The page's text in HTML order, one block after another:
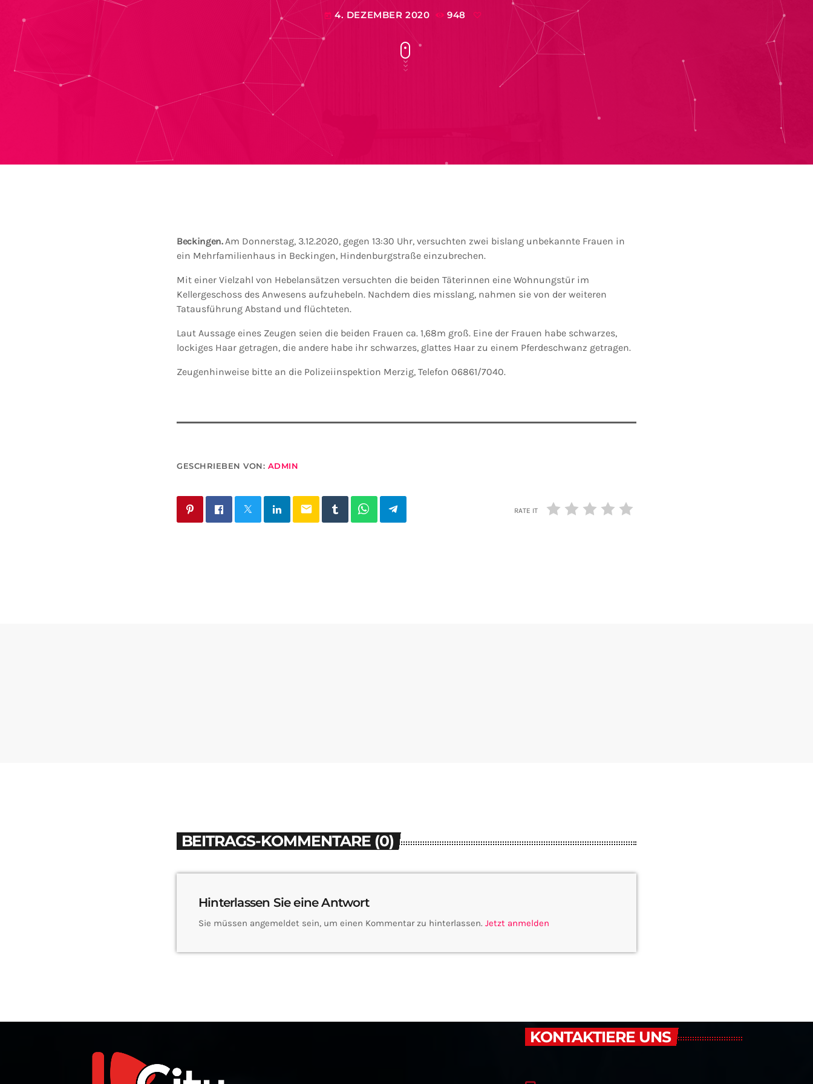
today 4. DEZEMBER 2020 948
Beckingen. Am Donnerstag, 3.12.2020, gegen 13:30 Uhr, versuchten zwei bislang unbekannte Frauen in
ein Mehrfamilienhaus in Beckingen, Hindenburgstraße einzubrechen.
Mit einer Vielzahl von Hebelansätzen versuchten die beiden Täterinnen eine Wohnungstür im
Kellergeschoss des Anwesens aufzuhebeln. Nachdem dies misslang, nahmen sie von der weiteren
Tatausführung Abstand und flüchteten.
Laut Aussage eines Zeugen seien die beiden Frauen ca. 1,68m groß. Eine der Frauen habe schwarzes,
lockiges Haar getragen, die andere habe ihr schwarzes, glattes Haar zu einem Pferdeschwanz getragen.
Zeugenhinweise bitte an die Polizeiinspektion Merzig, Telefon 06861/7040.
GESCHRIEBEN VON: ADMIN
email RATE IT
BEITRAGS-KOMMENTARE (0)
Hinterlassen Sie eine Antwort
Sie müssen angemeldet sein, um einen Kommentar zu hinterlassen. Jetzt anmelden
KONTAKTIERE UNS